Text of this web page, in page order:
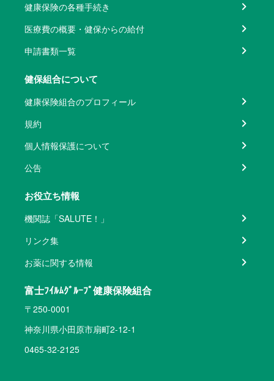
健康保険の各種手続き
医療費の概要・健保からの給付
申請書類一覧
健保組合について
健康保険組合のプロフィール
規約
個人情報保護について
公告
お役立ち情報
機関誌「SALUTE！」
リンク集
お薬に関する情報
富士ﾌｲﾙﾑｸﾞﾙｰﾌﾟ健康保険組合
〒250-0001
神奈川県小田原市扇町2-12-1
0465-32-2125